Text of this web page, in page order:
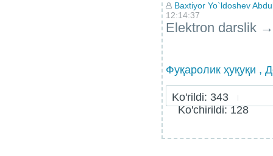
Baxtiyor Yo`ldoshev
12:14:37
Elektron darslik →
Фуқаролик ҳуқуқи ,
Ko'rildi: 343
Ko'chirildi: 128